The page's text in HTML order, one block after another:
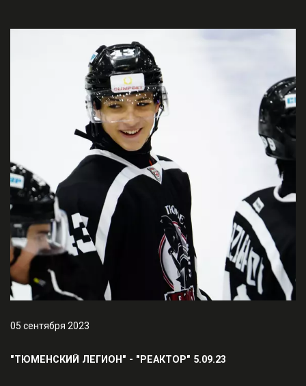
05 сентября 2023
"ТЮМЕНСКИЙ ЛЕГИОН" - "РЕАКТОР" 5.09.23